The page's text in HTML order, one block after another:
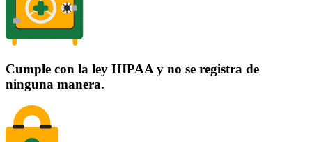
Cumple con la ley HIPAA y no se registra de
ninguna manera.